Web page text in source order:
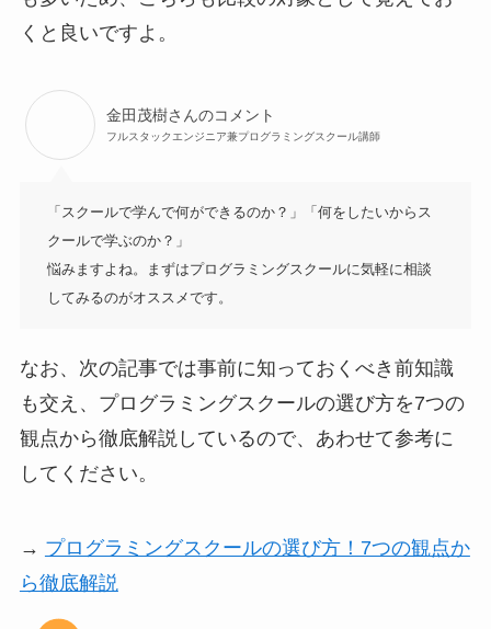
くと良いですよ。
金田茂樹さんのコメント
フルスタックエンジニア兼プログラミングスクール講師
「スクールで学んで何ができるのか？」「何をしたいからス
クールで学ぶのか？」
悩みますよね。まずはプログラミングスクールに気軽に相談
してみるのがオススメです。
なお、次の記事では事前に知っておくべき前知識
も交え、プログラミングスクールの選び方を7つの
観点から徹底解説しているので、あわせて参考に
してください。
→ プログラミングスクールの選び方！7つの観点か
ら徹底解説